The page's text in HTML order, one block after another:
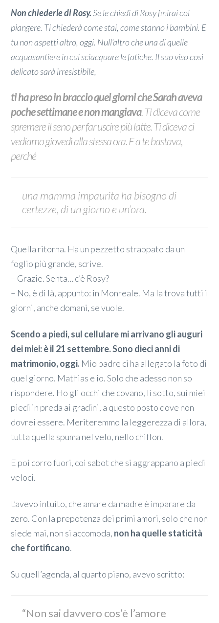
Non chiederle di Rosy.Se le chiedi di Rosy finirai col
piangere. Ti chiederà come stai, come stanno i bambini. E
tu non aspetti altro, oggi. Null’altro che una di quelle
acquasantiere in cui sciacquare le fatiche. Il suo viso così
delicato sarà irresistibile,
ti ha preso in braccio quei giorni che Sarah aveva
poche settimane e non mangiava. Ti diceva come
spremere il seno per far uscire più latte. Ti diceva ci
vediamo giovedì alla stessa ora. E a te bastava,
perché
una mamma impaurita ha bisogno di
certezze, di un giorno e un’ora.
Quella ritorna. Ha un pezzetto strappato da un
foglio più grande, scrive.
– Grazie. Senta… c’è Rosy?
– No, è di là, appunto: in Monreale. Ma la trova tutti i
giorni, anche domani, se vuole.
Scendo a piedi, sul cellulare mi arrivano gli auguri
dei miei: è il 21 settembre. Sono dieci anni di
matrimonio, oggi. Mio padre ci ha allegato la foto di
quel giorno. Mathias e io. Solo che adesso non so
rispondere. Ho gli occhi che covano, lì sotto, sui miei
piedi in preda ai gradini, a questo posto dove non
dovrei essere. Meriteremmo la leggerezza di allora,
tutta quella spuma nel velo, nello chiffon.
E poi corro fuori, coi sabot che si aggrappano a piedi
veloci.
L’avevo intuito, che amare da madre è imparare da
zero. Con la prepotenza dei primi amori, solo che non
siede mai, non si accomoda, non ha quelle staticità
che fortificano.
Su quell’agenda, al quarto piano, avevo scritto:
“Non sai davvero cos’è l’amore